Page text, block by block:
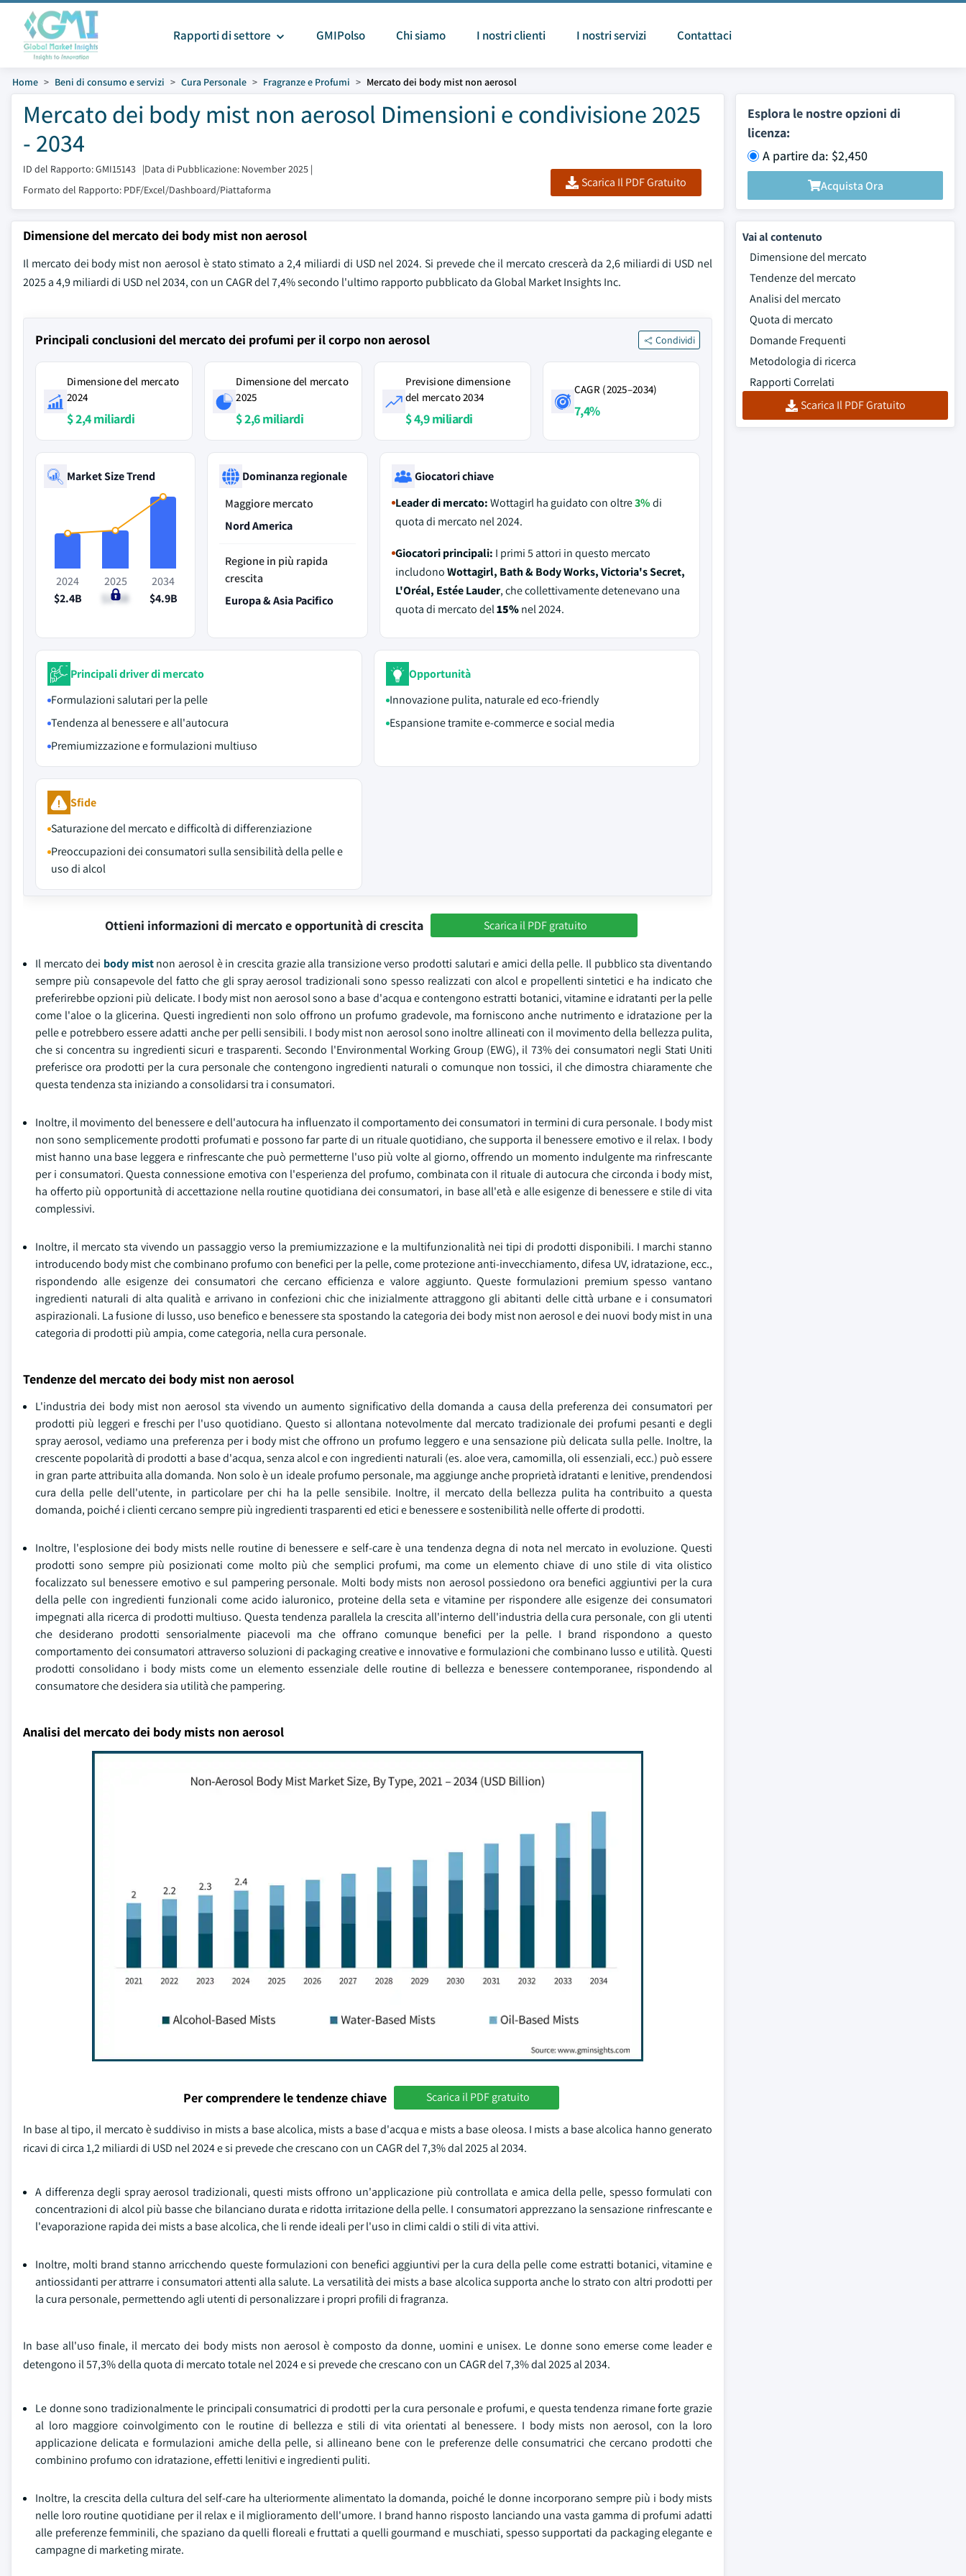
Rapporti di settore GMIPolso Chi siamo I nostri clienti I nostri servizi Contattaci
Home Beni di consumo e servizi Cura Personale Fragranze e Profumi Mercato dei body mist non aerosol
Mercato dei body mist non aerosol Dimensioni e condivisione 2025
- 2034
ID del Rapporto: GMI15143 |Data di Pubblicazione: November 2025 |
Formato del Rapporto: PDF/Excel/Dashboard/Piattaforma
Scarica Il PDF Gratuito
Esplora le nostre opzioni di
licenza:
A partire da: $2,450
Acquista Ora
Dimensione del mercato dei body mist non aerosol
Il mercato dei body mist non aerosol è stato stimato a 2,4 miliardi di USD nel 2024. Si prevede che il mercato crescerà da 2,6 miliardi di USD nel
2025 a 4,9 miliardi di USD nel 2034, con un CAGR del 7,4% secondo l'ultimo rapporto pubblicato da Global Market Insights Inc.
Principali conclusioni del mercato dei profumi per il corpo non aerosol Condividi
Dimensione del mercato
2024
$ 2,4 miliardi
Dimensione del mercato
2025
$ 2,6 miliardi
Previsione dimensione
del mercato 2034
$ 4,9 miliardi
CAGR (2025–2034)
7,4%
Market Size Trend
2024
$2.4B
2025
$2.6B
2034
$4.9B
Dominanza regionale
Maggiore mercato
Nord America
Regione in più rapida
crescita
Europa & Asia Pacifico
Giocatori chiave
Leader di mercato:Wottagirl ha guidato con oltre3%di
quota di mercato nel 2024.
Giocatori principali: I primi 5 attori in questo mercato
includonoWottagirl, Bath & Body Works, Victoria's Secret,
L'Oréal, Estée Lauder, che collettivamente detenevano una
quota di mercato del15%nel 2024.
Principali driver di mercato
Formulazioni salutari per la pelle
Tendenza al benessere e all'autocura
Premiumizzazione e formulazioni multiuso
Opportunità
Innovazione pulita, naturale ed eco-friendly
Espansione tramite e-commerce e social media
Sfide
Saturazione del mercato e difficoltà di differenziazione
Preoccupazioni dei consumatori sulla sensibilità della pelle e
uso di alcol
Ottieni informazioni di mercato e opportunità di crescita Scarica il PDF gratuito
Il mercato dei body mistnon aerosol è in crescita grazie alla transizione verso prodotti salutari e amici della pelle. Il pubblico sta diventando
sempre più consapevole del fatto che gli spray aerosol tradizionali sono spesso realizzati con alcol e propellenti sintetici e ha indicato che
preferirebbe opzioni più delicate. I body mist non aerosol sono a base d'acqua e contengono estratti botanici, vitamine e idratanti per la pelle
come l'aloe o la glicerina. Questi ingredienti non solo offrono un profumo gradevole, ma forniscono anche nutrimento e idratazione per la
pelle e potrebbero essere adatti anche per pelli sensibili. I body mist non aerosol sono inoltre allineati con il movimento della bellezza pulita,
che si concentra su ingredienti sicuri e trasparenti. Secondo l'Environmental Working Group (EWG), il 73% dei consumatori negli Stati Uniti
preferisce ora prodotti per la cura personale che contengono ingredienti naturali o comunque non tossici, il che dimostra chiaramente che
questa tendenza sta iniziando a consolidarsi tra i consumatori.
Inoltre, il movimento del benessere e dell'autocura ha influenzato il comportamento dei consumatori in termini di cura personale. I body mist
non sono semplicemente prodotti profumati e possono far parte di un rituale quotidiano, che supporta il benessere emotivo e il relax. I body
mist hanno una base leggera e rinfrescante che può permetterne l'uso più volte al giorno, offrendo un momento indulgente ma rinfrescante
per i consumatori. Questa connessione emotiva con l'esperienza del profumo, combinata con il rituale di autocura che circonda i body mist,
ha offerto più opportunità di accettazione nella routine quotidiana dei consumatori, in base all'età e alle esigenze di benessere e stile di vita
complessivi.
Inoltre, il mercato sta vivendo un passaggio verso la premiumizzazione e la multifunzionalità nei tipi di prodotti disponibili. I marchi stanno
introducendo body mist che combinano profumo con benefici per la pelle, come protezione anti-invecchiamento, difesa UV, idratazione, ecc.,
rispondendo alle esigenze dei consumatori che cercano efficienza e valore aggiunto. Queste formulazioni premium spesso vantano
ingredienti naturali di alta qualità e arrivano in confezioni chic che inizialmente attraggono gli abitanti delle città urbane e i consumatori
aspirazionali. La fusione di lusso, uso benefico e benessere sta spostando la categoria dei body mist non aerosol e dei nuovi body mist in una
categoria di prodotti più ampia, come categoria, nella cura personale.
Tendenze del mercato dei body mist non aerosol
L'industria dei body mist non aerosol sta vivendo un aumento significativo della domanda a causa della preferenza dei consumatori per
prodotti più leggeri e freschi per l'uso quotidiano. Questo si allontana notevolmente dal mercato tradizionale dei profumi pesanti e degli
spray aerosol, vediamo una preferenza per i body mist che offrono un profumo leggero e una sensazione più delicata sulla pelle. Inoltre, la
crescente popolarità di prodotti a base d'acqua, senza alcol e con ingredienti naturali (es. aloe vera, camomilla, oli essenziali, ecc.) può essere
in gran parte attribuita alla domanda. Non solo è un ideale profumo personale, ma aggiunge anche proprietà idratanti e lenitive, prendendosi
cura della pelle dell'utente, in particolare per chi ha la pelle sensibile. Inoltre, il mercato della bellezza pulita ha contribuito a questa
domanda, poiché i clienti cercano sempre più ingredienti trasparenti ed etici e benessere e sostenibilità nelle offerte di prodotti.
Inoltre, l'esplosione dei body mists nelle routine di benessere e self-care è una tendenza degna di nota nel mercato in evoluzione. Questi
prodotti sono sempre più posizionati come molto più che semplici profumi, ma come un elemento chiave di uno stile di vita olistico
focalizzato sul benessere emotivo e sul pampering personale. Molti body mists non aerosol possiedono ora benefici aggiuntivi per la cura
della pelle con ingredienti funzionali come acido ialuronico, proteine della seta e vitamine per rispondere alle esigenze dei consumatori
impegnati alla ricerca di prodotti multiuso. Questa tendenza parallela la crescita all'interno dell'industria della cura personale, con gli utenti
che desiderano prodotti sensorialmente piacevoli ma che offrano comunque benefici per la pelle. I brand rispondono a questo
comportamento dei consumatori attraverso soluzioni di packaging creative e innovative e formulazioni che combinano lusso e utilità. Questi
prodotti consolidano i body mists come un elemento essenziale delle routine di bellezza e benessere contemporanee, rispondendo al
consumatore che desidera sia utilità che pampering.
Analisi del mercato dei body mists non aerosol
Per comprendere le tendenze chiave Scarica il PDF gratuito
In base al tipo, il mercato è suddiviso in mists a base alcolica, mists a base d'acqua e mists a base oleosa. I mists a base alcolica hanno generato
ricavi di circa 1,2 miliardi di USD nel 2024 e si prevede che crescano con un CAGR del 7,3% dal 2025 al 2034.
A differenza degli spray aerosol tradizionali, questi mists offrono un'applicazione più controllata e amica della pelle, spesso formulati con
concentrazioni di alcol più basse che bilanciano durata e ridotta irritazione della pelle. I consumatori apprezzano la sensazione rinfrescante e
l'evaporazione rapida dei mists a base alcolica, che li rende ideali per l'uso in climi caldi o stili di vita attivi.
Inoltre, molti brand stanno arricchendo queste formulazioni con benefici aggiuntivi per la cura della pelle come estratti botanici, vitamine e
antiossidanti per attrarre i consumatori attenti alla salute. La versatilità dei mists a base alcolica supporta anche lo strato con altri prodotti per
la cura personale, permettendo agli utenti di personalizzare i propri profili di fragranza.
In base all'uso finale, il mercato dei body mists non aerosol è composto da donne, uomini e unisex. Le donne sono emerse come leader e
detengono il 57,3% della quota di mercato totale nel 2024 e si prevede che crescano con un CAGR del 7,3% dal 2025 al 2034.
Le donne sono tradizionalmente le principali consumatrici di prodotti per la cura personale e profumi, e questa tendenza rimane forte grazie
al loro maggiore coinvolgimento con le routine di bellezza e stili di vita orientati al benessere. I body mists non aerosol, con la loro
applicazione delicata e formulazioni amiche della pelle, si allineano bene con le preferenze delle consumatrici che cercano prodotti che
combinino profumo con idratazione, effetti lenitivi e ingredienti puliti.
Inoltre, la crescita della cultura del self-care ha ulteriormente alimentato la domanda, poiché le donne incorporano sempre più i body mists
nelle loro routine quotidiane per il relax e il miglioramento dell'umore. I brand hanno risposto lanciando una vasta gamma di profumi adatti
alle preferenze femminili, che spaziano da quelli floreali e fruttati a quelli gourmand e muschiati, spesso supportati da packaging elegante e
campagne di marketing mirate.
Vai al contenuto
Dimensione del mercato
Tendenze del mercato
Analisi del mercato
Quota di mercato
Domande Frequenti
Metodologia di ricerca
Rapporti Correlati
Scarica Il PDF Gratuito